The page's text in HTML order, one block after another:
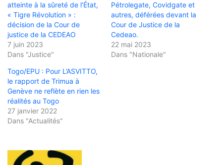
atteinte à la sûreté de l’État,
« Tigre Révolution » :
décision de la Cour de
justice de la CEDEAO
7 juin 2023
Dans "Justice"
Pétrolegate, Covidgate et
autres, déférées devant la
Cour de Justice de la
Cedeao.
22 mai 2023
Dans "Nationale"
Togo/EPU : Pour L’ASVITTO,
le rapport de Trimua à
Genève ne reflète en rien les
réalités au Togo
27 janvier 2022
Dans "Actualités"